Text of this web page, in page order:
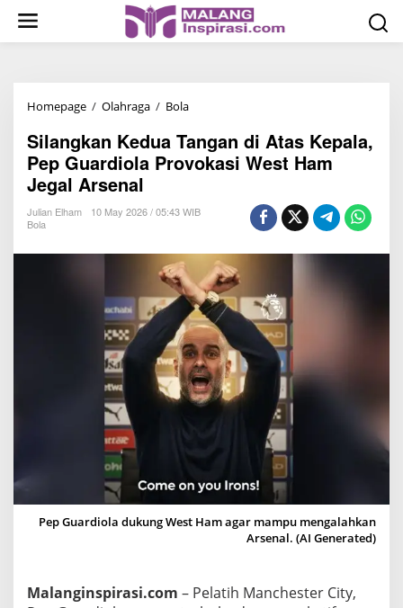
Homepage / Olahraga / Bola
l
a
g
a
K
e
d
u
a
T
g
a
d
a
Silangkan Kedua Tangan di Atas Kepala,
Pep Guardiola Provokasi West Ham
Jegal Arsenal
Julian Elham
10 May 2026 / 05:43 WIB
Bola
Pep Guardiola dukung West Ham agar mampu mengalahkan
Arsenal. (AI Generated)
Malanginspirasi.com – Pelatih Manchester City,